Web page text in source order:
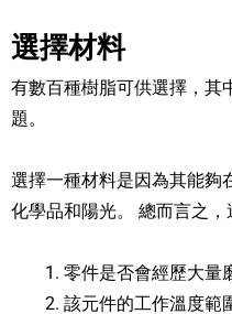
選擇材料
有數百種樹脂可供選擇，其
題。
選擇一種材料是因為其能夠
化學品和陽光。 總而言之，
零件是否會經歷大量
該元件的工作溫度範